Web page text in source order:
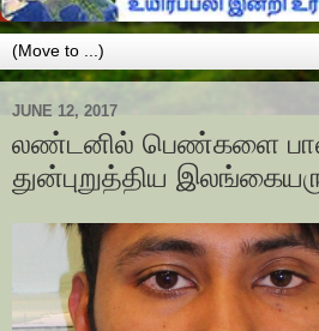
JUNE 12, 2017
லண்டனில் பெண்களை
துன்புறுத்திய